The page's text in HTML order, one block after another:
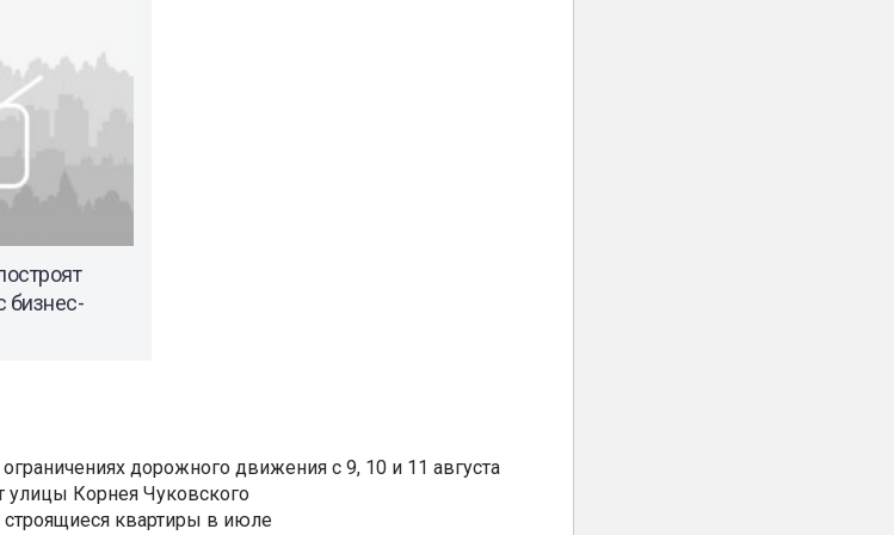
бизнес-
дорожного движения с 9, 10 и 11 августа
улицы Корнея Чуковского
строящиеся квартиры в июле